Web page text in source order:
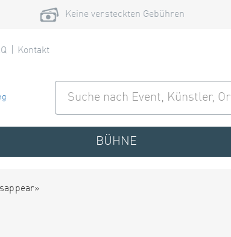
Keine versteckten Gebühren
Kontakt
BÜHNE